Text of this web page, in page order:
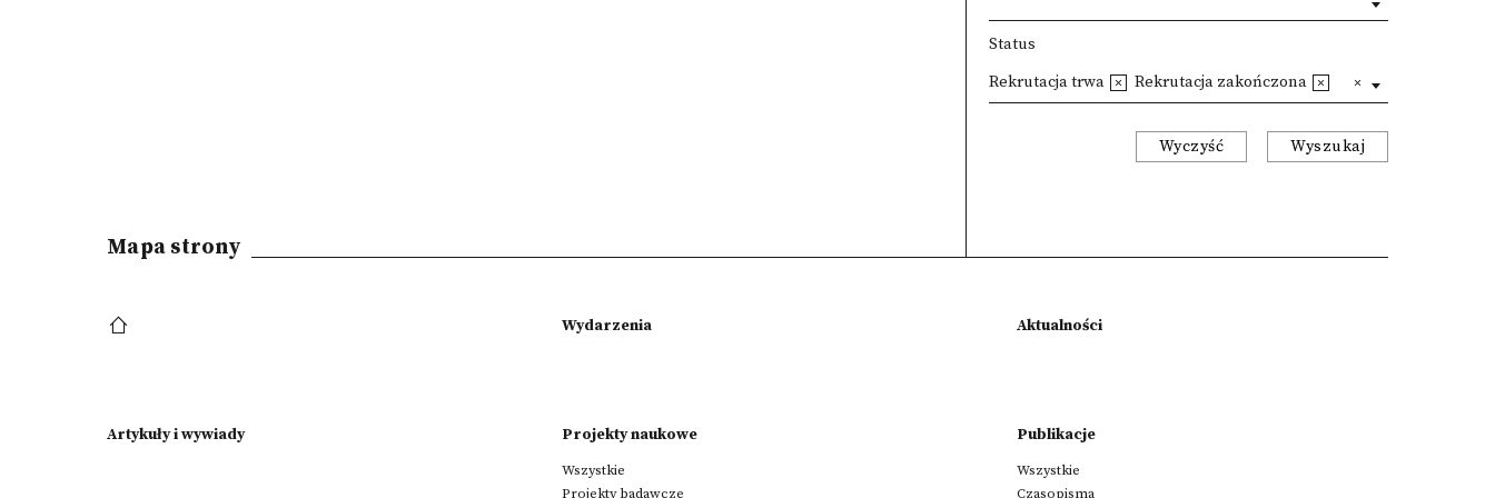
Status
Rekrutacja trwa Rekrutacja zakończona
Wyczyść Wyszukaj
Mapa strony
Wydarzenia Aktualności
Artykuły i wywiady Projekty naukowe
Wszystkie
Projekty badawcze
Publikacje
Wszystkie
Czasopisma